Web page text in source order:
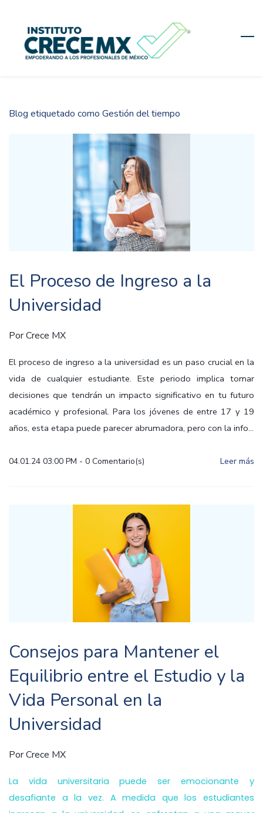
content
Blog etiquetado como Gestión del tiempo
El Proceso de Ingreso a la
Universidad
PorCrece MX
El proceso de ingreso a la universidad es un paso crucial en la
vida de cualquier estudiante. Este periodo implica tomar
decisiones que tendrán un impacto significativo en tu futuro
académico y profesional. Para los jóvenes de entre 17 y 19
años, esta etapa puede parecer abrumadora, pero con la info...
04.01.24 03:00 PM - 0 Comentario(s) Leer más
Consejos para Mantener el
Equilibrio entre el Estudio y la
Vida Personal en la
Universidad
PorCrece MX
La vida universitaria puede ser emocionante y
desafiante a la vez. A medida que los estudiantes